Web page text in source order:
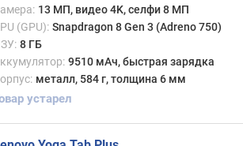
13 МП, видео 4K, селфи 8 МП
(GPU): Snapdragon 8 Gen 3 (Adreno 750)
8 ГБ
9510 мАч, быстрая зарядка
металл, 584 г, толщина 6 мм
устарел